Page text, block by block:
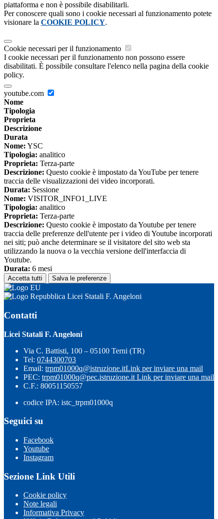
piattaforma e non è possibile disabilitarli.
Per conoscere quali sono i cookie necessari al funzionamento potete
visionare la COOKIE POLICY.
Cookie necessari per il funzionamento
I cookie necessari per il funzionamento non possono essere
disabilitati. È possibile consultare l'elenco nella pagina della cookie
policy.
youtube.com
Nome
Tipologia
Proprieta
Descrizione
Durata
Nome: YSC
Tipologia: analitico
Proprieta: Terza-parte
Descrizione: Questo cookie è impostato da YouTube per tenere
traccia delle visualizzazioni dei video incorporati.
Durata: Sessione
Nome: VISITOR_INFO1_LIVE
Tipologia: analitico
Proprieta: Terza-parte
Descrizione: Questo cookie è impostato da Youtube per tenere
traccia delle preferenze dell'utente per i video di Youtube incorporati
nei siti; può anche determinare se il visitatore del sito web sta
utilizzando la nuova o la vecchia versione dell'interfaccia di
Youtube.
Durata: 6 mesi
Accetta tutti Salva le preferenze
Licei Statali F. Angeloni
Contatti
Licei Statali F. Angeloni
Via C. Battisti, 100 – 05100 Terni (TR)
Tel: 0744300703
Email: trpm01000q@istruzione.itLink per inviare una mail
PEC: trpm01000q@pec.istruzione.it Link per inviare una mail
C.F.: 80051150557
codice IPA: istc_trpm01000q
Seguici su
Facebook
Youtube
Instagram
Sezione Link Utili
Cookie policy
Note legali
Informativa Privacy